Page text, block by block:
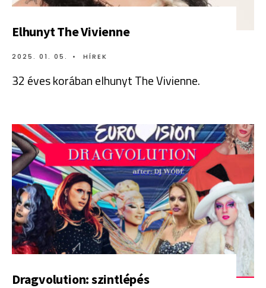
Elhunyt The Vivienne
2025. 01. 05. • HÍREK
32 éves korában elhunyt The Vivienne.
Dragvolution: szintlépés